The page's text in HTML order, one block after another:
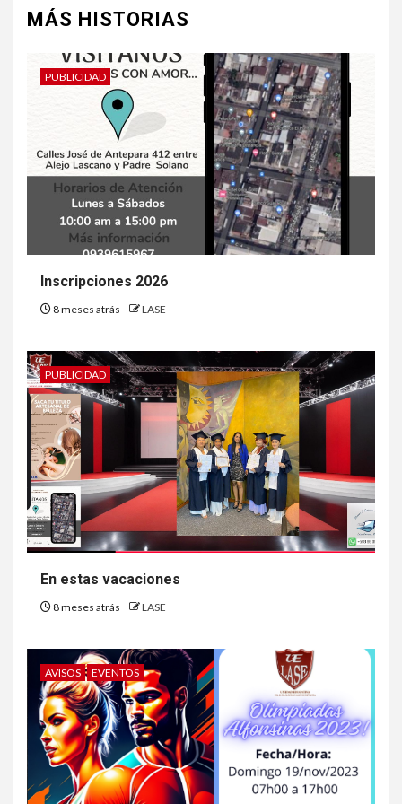
MÁS HISTORIAS
PUBLICIDAD
Inscripciones 2026
8 meses atrás LASE
PUBLICIDAD
En estas vacaciones
8 meses atrás LASE
AVISOS EVENTOS